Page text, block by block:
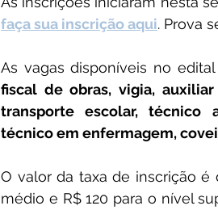
faça sua inscrição aqui. Prova
As vagas disponíveis no
fiscal de obras, vigia,
transporte escolar, técnico
técnico em enfermagem,
O valor da taxa de inscrição
médio e R$ 120 para o nível